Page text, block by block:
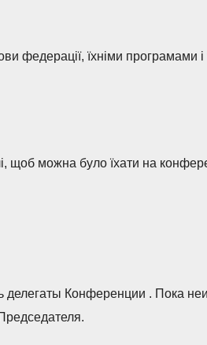
федерації, їхніми програмами і
щоб можна було їхати на
делегаты Конференции . Пока